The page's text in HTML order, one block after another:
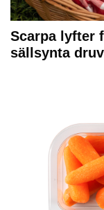
Scarpa lyfter
sällsynta